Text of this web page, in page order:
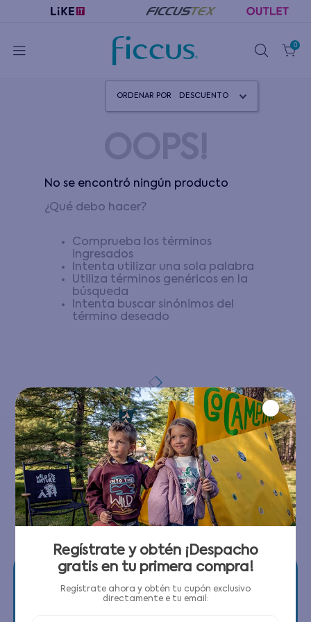
0
ORDENAR POR DESCUENTO
OOPS!
No se encontró ningún producto
¿Qué debo hacer?
Comprueba los términos
ingresados
Intenta utilizar una sola palabra
Utiliza términos genéricos en la
búsqueda
Intenta buscar sinónimos del
término deseado
0PRODUCTOS
Regístrate y obtén ¡Despacho
gratis en tu primera compra!
Regístrate ahora y obtén tu cupón exclusivo
directamente e tu email: